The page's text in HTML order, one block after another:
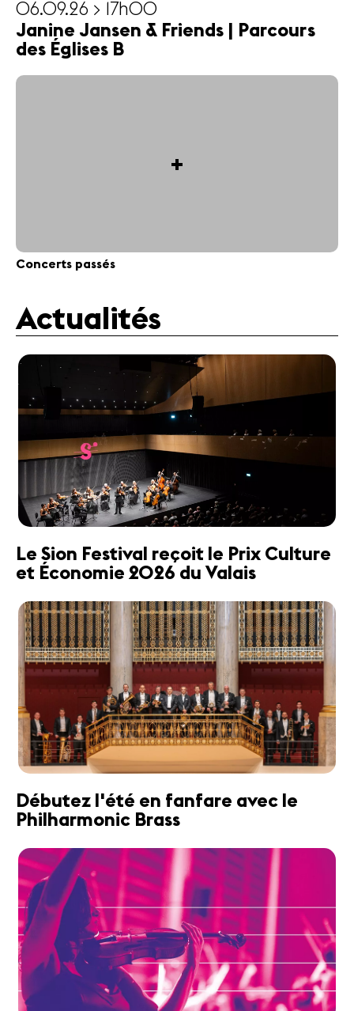
06.09.26 > 17h00
Janine Jansen & Friends | Parcours
des Églises B
+
Concerts passés
Actualités
Le Sion Festival reçoit le Prix Culture
et Économie 2026 du Valais
Débutez l'été en fanfare avec le
Philharmonic Brass